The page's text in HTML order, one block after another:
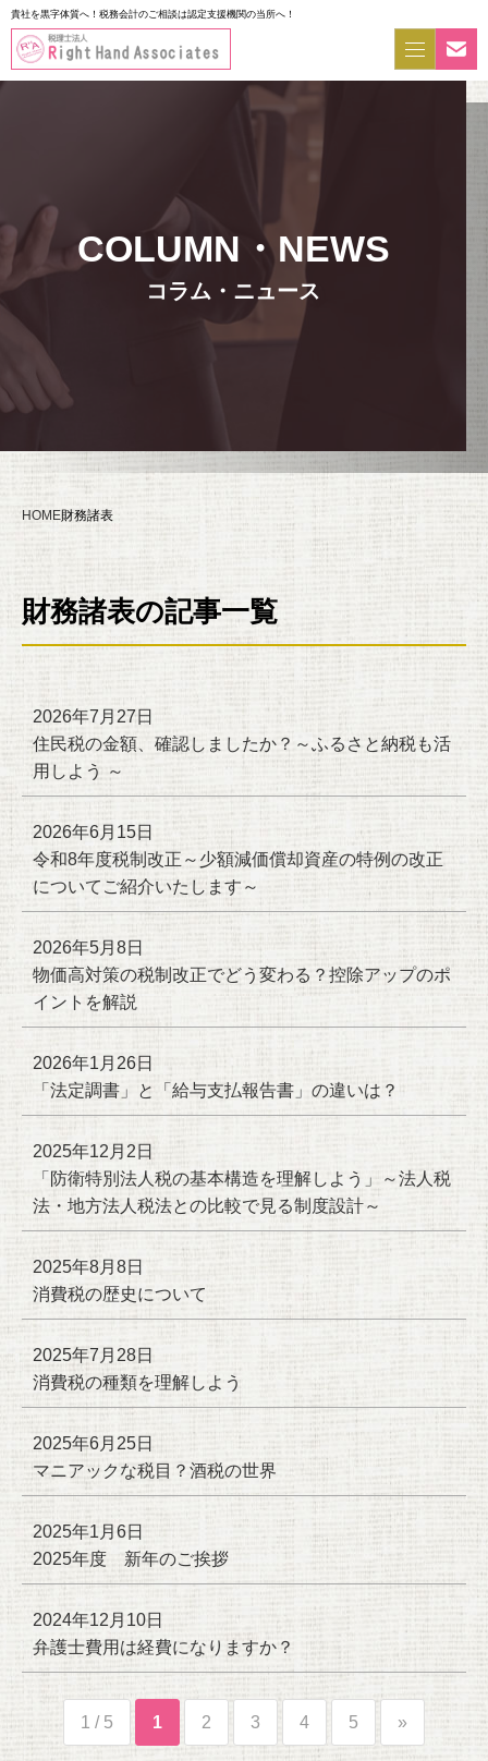
貴社を黒字体質へ！税務会計のご相談は認定支援機関の当所へ！
コラム・ニュース
HOME財務諸表
財務諸表の記事一覧
2026年7月27日
住民税の金額、確認しましたか？～ふるさと納税も活
用しよう ～
2026年6月15日
令和8年度税制改正～少額減価償却資産の特例の改正
についてご紹介いたします～
2026年5月8日
物価高対策の税制改正でどう変わる？控除アップのポ
イントを解説
2026年1月26日
「法定調書」と「給与支払報告書」の違いは？
2025年12月2日
「防衛特別法人税の基本構造を理解しよう」～法人税
法・地方法人税法との比較で見る制度設計～
2025年8月8日
消費税の歴史について
2025年7月28日
消費税の種類を理解しよう
2025年6月25日
マニアックな税目？酒税の世界
2025年1月6日
2025年度 新年のご挨拶
2024年12月10日
弁護士費用は経費になりますか？
1 / 5 1 2 3 4 5 »